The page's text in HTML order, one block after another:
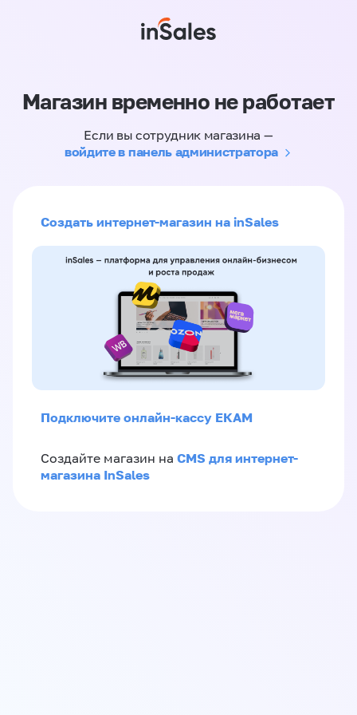
Магазин временно не работает
Если вы сотрудник магазина —
войдите в панель администратора
Создать интернет-магазин на inSales
Подключите онлайн-кассу ЕКАМ
Создайте магазин на CMS для интернет-
магазина InSales